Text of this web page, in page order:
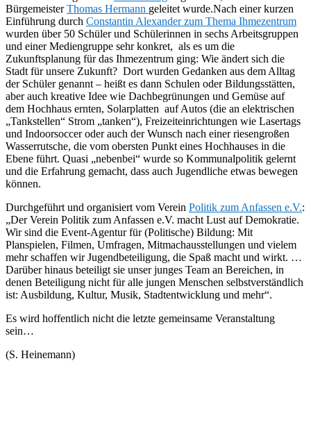
BürgemeisterThomas Hermann geleitet wurde.Nach einer kurzen
Einführung durch Constantin Alexander zum Thema Ihmezentrum
wurden über 50 Schüler und Schülerinnen in sechs Arbeitsgruppen
und einer Mediengruppe sehr konkret, als es um die
Zukunftsplanung für das Ihmezentrum ging: Wie ändert sich die
Stadt für unsere Zukunft? Dort wurden Gedanken aus dem Alltag
der Schüler genannt – heißt es dann Schulen oder Bildungsstätten,
aber auch kreative Idee wie Dachbegrünungen und Gemüse auf
dem Hochhaus ernten, Solarplatten auf Autos (die an elektrischen
„Tankstellen“ Strom „tanken“), Freizeiteinrichtungen wie Lasertags
und Indoorsoccer oder auch der Wunsch nach einer riesengroßen
Wasserrutsche, die vom obersten Punkt eines Hochhauses in die
Ebene führt. Quasi „nebenbei“ wurde so Kommunalpolitik gelernt
und die Erfahrung gemacht, dass auch Jugendliche etwas bewegen
können.
Durchgeführt und organisiert vom Verein Politik zum Anfassen e.V.:
„Der Verein Politik zum Anfassen e.V. macht Lust auf Demokratie.
Wir sind die Event-Agentur für (Politische) Bildung: Mit
Planspielen, Filmen, Umfragen, Mitmachausstellungen und vielem
mehr schaffen wir Jugendbeteiligung, die Spaß macht und wirkt. …
Darüber hinaus beteiligt sie unser junges Team an Bereichen, in
denen Beteiligung nicht für alle jungen Menschen selbstverständlich
ist: Ausbildung, Kultur, Musik, Stadtentwicklung und mehr“.
Es wird hoffentlich nicht die letzte gemeinsame Veranstaltung
sein…
(S. Heinemann)